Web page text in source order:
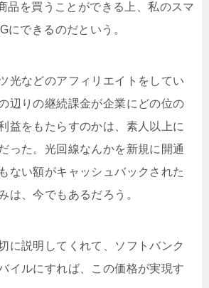
品を買うことができる上、私のスマ
にできるのだという。
光などのアフィリエイトをしてい
辺りの継続課金が企業にどの位の
益をもたらすのかは、素人以上に
った。光回線なんかを新規に開通
ない額がキャッシュバックされた
は、今でもあるだろう。
に説明してくれて、ソフトバンク
イルにすれば、この価格が実現す